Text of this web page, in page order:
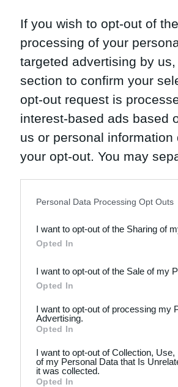
If you wish to opt-out of
processing of your
targeted advertising by
section to confirm your
opt-out request is
interest-based ads based
us or personal
your opt-out. You may
Downstream Participants
third parties.
Please note that this
not limited to your visit or
your data for below
consent section.
Personal Data Processing Opt Outs
I want to opt-out of the Sharing of
Opted In
I want to opt-out of the Sale of my
Opted In
I want to opt-out of processing my
Advertising.
Opted In
I want to opt-out of Collection,
of my Personal Data that Is
it was collected.
Opted In